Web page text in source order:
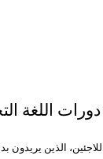
دورات اللغة
الذين يريدون